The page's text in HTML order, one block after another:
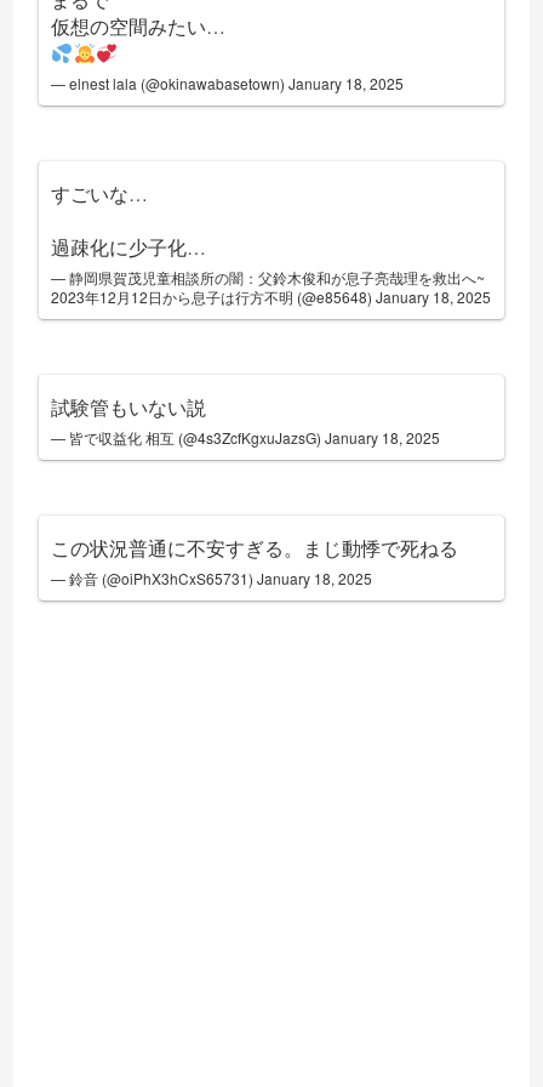
仮想の空間みたい…
— elnest lala (@okinawabasetown)January 18, 2025
すごいな…
過疎化に少子化…
— 静岡県賀茂児童相談所の闇：父鈴木俊和が息子亮哉理を救出へ~
2023年12月12日から息子は行方不明 (@e85648)January 18, 2025
試験管もいない説
— 皆で収益化 相互 (@4s3ZcfKgxuJazsG)January 18, 2025
この状況普通に不安すぎる。まじ動悸で死ねる
— 鈴音 (@oiPhX3hCxS65731)January 18, 2025